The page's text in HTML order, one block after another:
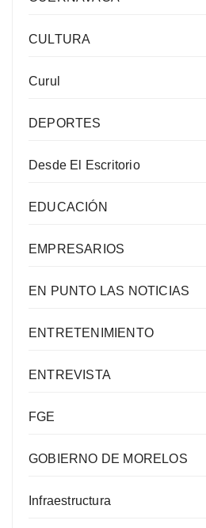
CULTURA
Curul
DEPORTES
Desde El Escritorio
EDUCACIÓN
EMPRESARIOS
EN PUNTO LAS NOTICIAS
ENTRETENIMIENTO
ENTREVISTA
FGE
GOBIERNO DE MORELOS
Infraestructura